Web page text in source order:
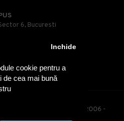
cookie pentru a
de cea mai bună
Inchide
6, Bucuresti
drepturile rezervate. 2006 -